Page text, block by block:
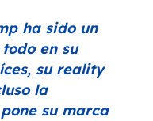
ha sido un
en su
su reality
la
su marca